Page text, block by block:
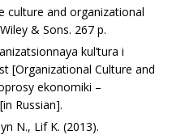
culture and organizational
& Sons. 267 p.
kul’tura i
[Organizational Culture and
ekonomiki –
Russian].
N., Lif K. (2013).